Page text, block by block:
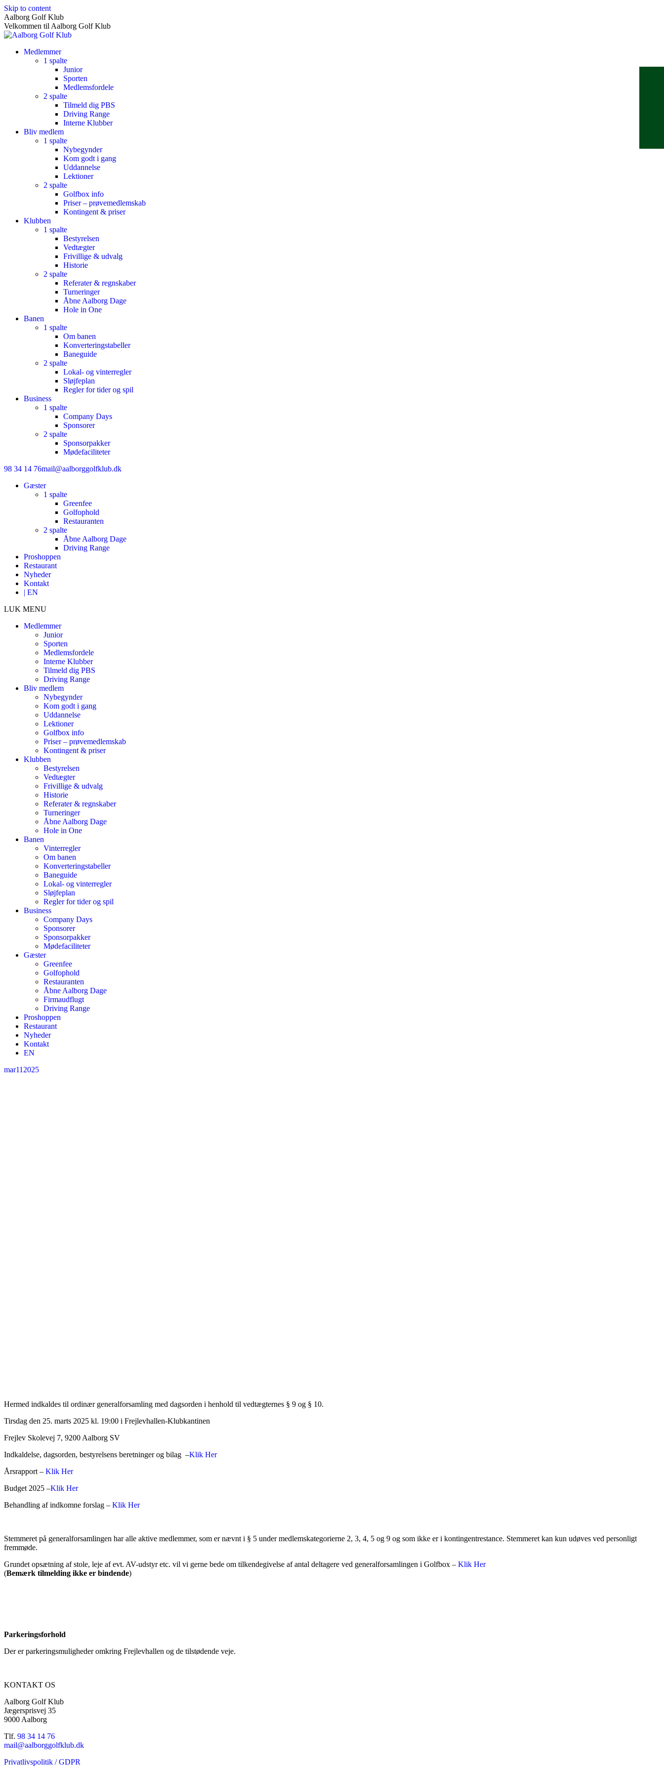
Skip to content
Aalborg Golf Klub
Velkommen til Aalborg Golf Klub
Medlemmer
1 spalte
Junior
Sporten
Medlemsfordele
2 spalte
Tilmeld dig PBS
Driving Range
Interne Klubber
Bliv medlem
1 spalte
Nybegynder
Kom godt i gang
Uddannelse
Lektioner
2 spalte
Golfbox info
Priser – prøvemedlemskab
Kontingent & priser
Klubben
1 spalte
Bestyrelsen
Vedtægter
Frivillige & udvalg
Historie
2 spalte
Referater & regnskaber
Turneringer
Åbne Aalborg Dage
Hole in One
Banen
1 spalte
Om banen
Konverteringstabeller
Baneguide
2 spalte
Lokal- og vinterregler
Sløjfeplan
Regler for tider og spil
Business
1 spalte
Company Days
Sponsorer
2 spalte
Sponsorpakker
Mødefaciliteter
98 34 14 76mail@aalborggolfklub.dk
Gæster
1 spalte
Greenfee
Golfophold
Restauranten
2 spalte
Åbne Aalborg Dage
Driving Range
Proshoppen
Restaurant
Nyheder
Kontakt
| EN
LUK MENU
Medlemmer
Junior
Sporten
Medlemsfordele
Interne Klubber
Tilmeld dig PBS
Driving Range
Bliv medlem
Nybegynder
Kom godt i gang
Uddannelse
Lektioner
Golfbox info
Priser – prøvemedlemskab
Kontingent & priser
Klubben
Bestyrelsen
Vedtægter
Frivillige & udvalg
Historie
Referater & regnskaber
Turneringer
Åbne Aalborg Dage
Hole in One
Banen
Vinterregler
Om banen
Konverteringstabeller
Baneguide
Lokal- og vinterregler
Sløjfeplan
Regler for tider og spil
Business
Company Days
Sponsorer
Sponsorpakker
Mødefaciliteter
Gæster
Greenfee
Golfophold
Restauranten
Åbne Aalborg Dage
Firmaudflugt
Driving Range
Proshoppen
Restaurant
Nyheder
Kontakt
EN
mar11 2025
Hermed indkaldes til ordinær generalforsamling med dagsorden i henhold til vedtægternes § 9 og § 10.
Tirsdag den 25. marts 2025 kl. 19:00 i Frejlevhallen-Klubkantinen
Frejlev Skolevej 7, 9200 Aalborg SV
Indkaldelse, dagsorden, bestyrelsens beretninger og bilag –Klik Her
Årsrapport – Klik Her
Budget 2025 –Klik Her
Behandling af indkomne forslag – Klik Her
Stemmeret på generalforsamlingen har alle aktive medlemmer, som er nævnt i § 5 under medlemskategorierne 2, 3, 4, 5 og 9 og som ikke er i kontingentrestance. Stemmeret kan kun udøves ved personligt
fremmøde.
Grundet opsætning af stole, leje af evt. AV-udstyr etc. vil vi gerne bede om tilkendegivelse af antal deltagere ved generalforsamlingen i Golfbox – Klik Her
(Bemærk tilmelding ikke er bindende)
Parkeringsforhold
Der er parkeringsmuligheder omkring Frejlevhallen og de tilstødende veje.
KONTAKT OS
Aalborg Golf Klub
Jægersprisvej 35
9000 Aalborg
Tlf. 98 34 14 76
mail@aalborggolfklub.dk
Privatlivspolitik / GDPR